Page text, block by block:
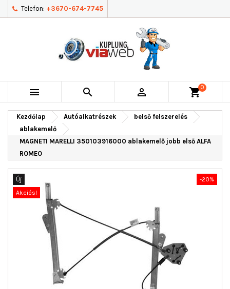
Telefon: +3670-674-7745
   shopping_cart0
Kezdőlap Autóalkatrészek
belső felszerelés
ablakemelő
MAGNETI MARELLI 350103916000 ablakemelő jobb első ALFA
ROMEO
Új
-20%
Akciós!